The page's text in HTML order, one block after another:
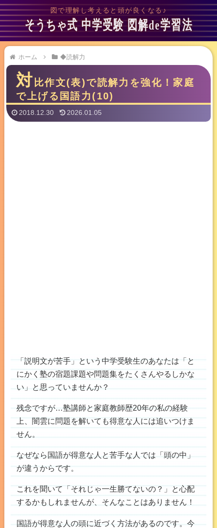
図で理解し考えると頭が良くなる♪
そうちゃ式 中学受験 図解de学習法
ホーム ◆読解力
対 比作文(表)で読解力を強化！家庭
で上げる国語力(10)
2018.12.30 2026.01.05
「説明文が苦手」という中学受験生のあなたは「と
にかく塾の宿題課題や問題集をたくさんやるしかな
い」と思っていませんか？
残念ですが…塾講師と家庭教師歴20年の私の経験
上、闇雲に問題を解いても得意な人には追いつけま
せん。
なぜなら国語が得意な人と苦手な人では「頭の中」
が違うからです。
これを聞いて「それじゃ一生勝てないの？」と心配
するかもしれませんが、そんなことはありません！
国語が得意な人の頭に近づく方法があるのです。今